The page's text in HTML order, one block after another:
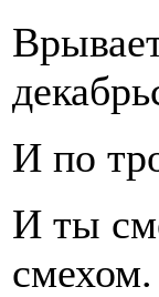
И по
И ты
смехом.